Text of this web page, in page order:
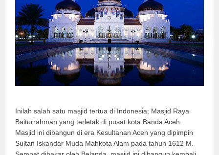
Inilah salah satu masjid tertua di Indonesia; Masjid Raya
Baiturrahman yang terletak di pusat kota Banda Aceh.
Masjid ini dibangun di era Kesultanan Aceh yang dipimpin
Sultan Iskandar Muda Mahkota Alam pada tahun 1612 M.